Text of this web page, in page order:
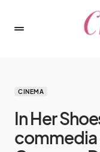
CINEMA
In Her
commedia